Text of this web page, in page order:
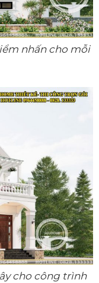
nhấn cho mỗi
cho công trình